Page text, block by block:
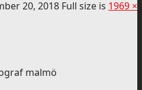
20, 2018 Full size is 1969 ×
malmö